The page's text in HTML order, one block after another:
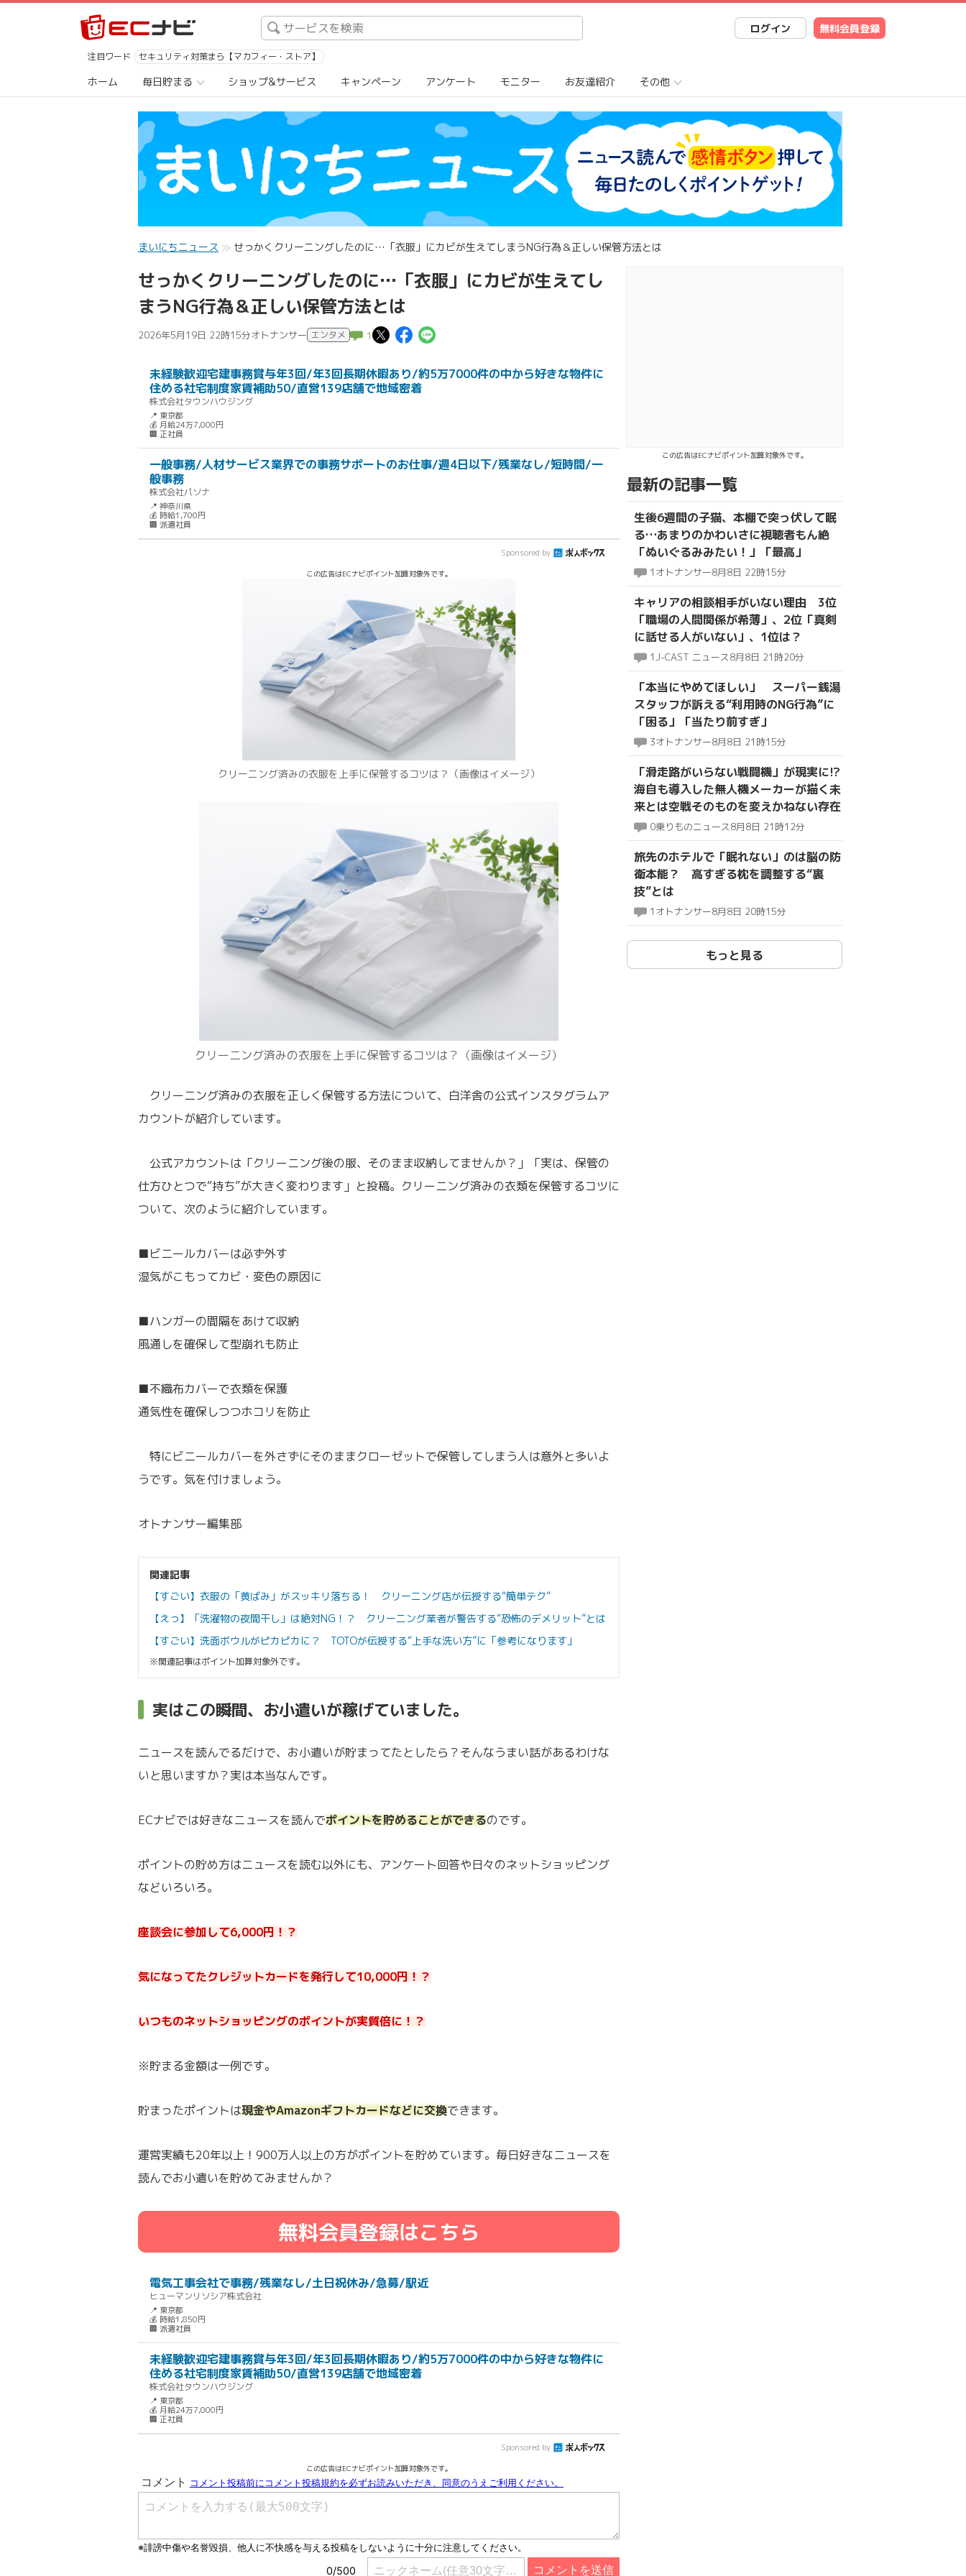
ログイン 無料会員登録
注目ワード セキュリティ対策まら【マカフィー・ストア】
ホーム 毎日貯まる ショップ&サービス キャンペーン アンケート モニター お友達紹介 その他
まいにちニュース せっかくクリーニングしたのに…「衣服」にカビが生えてしまうNG行為＆正しい保管方法とは
せっかくクリーニングしたのに…「衣服」にカビが生えてし
まうNG行為＆正しい保管方法とは
2026年5月19日 22時15分オトナンサー エンタメ 1 この記事についてポスト
この記事についてFacebookでシェア
未経験歓迎宅建事務賞与年3回/年3回長期休暇あり/約5万7000件の中から好きな物件に
住める社宅制度家賃補助50/直営139店舗で地域密着
株式会社タウンハウジング
📍 東京都
💰 月給24万7,000円
🏢 正社員
一般事務/人材サービス業界での事務サポートのお仕事/週4日以下/残業なし/短時間/一
般事務
株式会社パソナ
📍 神奈川県
💰 時給1,700円
🏢 派遣社員
Sponsored by
この広告はECナビポイント加算対象外です。
クリーニング済みの衣服を上手に保管するコツは？（画像はイメージ）
クリーニング済みの衣服を上手に保管するコツは？（画像はイメージ）
クリーニング済みの衣服を正しく保管する方法について、白洋舎の公式インスタグラムア
カウントが紹介しています。
公式アカウントは「クリーニング後の服、そのまま収納してませんか？」「実は、保管の
仕方ひとつで“持ち”が大きく変わります」と投稿。クリーニング済みの衣類を保管するコツに
ついて、次のように紹介しています。
■ビニールカバーは必ず外す
湿気がこもってカビ・変色の原因に
■ハンガーの間隔をあけて収納
風通しを確保して型崩れも防止
■不織布カバーで衣類を保護
通気性を確保しつつホコリを防止
特にビニールカバーを外さずにそのままクローゼットで保管してしまう人は意外と多いよ
うです。気を付けましょう。
オトナンサー編集部
関連記事
【すごい】衣服の「黄ばみ」がスッキリ落ちる！ クリーニング店が伝授する“簡単テク”
【えっ】「洗濯物の夜間干し」は絶対NG！？ クリーニング業者が警告する“恐怖のデメリット”とは
【すごい】洗面ボウルがピカピカに？ TOTOが伝授する“上手な洗い方”に「参考になります」
※関連記事はポイント加算対象外です。
実はこの瞬間、お小遣いが稼げていました。
ニュースを読んでるだけで、お小遣いが貯まってたとしたら？そんなうまい話があるわけな
いと思いますか？実は本当なんです。
ECナビでは好きなニュースを読んでポイントを貯めることができるのです。
ポイントの貯め方はニュースを読む以外にも、アンケート回答や日々のネットショッピング
などいろいろ。
座談会に参加して6,000円！？
気になってたクレジットカードを発行して10,000円！？
いつものネットショッピングのポイントが実質倍に！？
※貯まる金額は一例です。
貯まったポイントは現金やAmazonギフトカードなどに交換できます。
運営実績も20年以上！900万人以上の方がポイントを貯めています。毎日好きなニュースを
読んでお小遣いを貯めてみませんか？
無料会員登録はこちら
電気工事会社で事務/残業なし/土日祝休み/急募/駅近
ヒューマンリソシア株式会社
📍 東京都
💰 時給1,850円
🏢 派遣社員
未経験歓迎宅建事務賞与年3回/年3回長期休暇あり/約5万7000件の中から好きな物件に
住める社宅制度家賃補助50/直営139店舗で地域密着
株式会社タウンハウジング
📍 東京都
💰 月給24万7,000円
🏢 正社員
Sponsored by
この広告はECナビポイント加算対象外です。
この広告はECナビポイント加算対象外です。
最新の記事一覧
生後6週間の子猫、本棚で突っ伏して眠
る…あまりのかわいさに視聴者もん絶
「ぬいぐるみみたい！」「最高」
1 オトナンサー8月8日 22時15分
キャリアの相談相手がいない理由 3位
「職場の人間関係が希薄」、2位「真剣
に話せる人がいない」、1位は？
1J-CAST ニュース8月8日 21時20分
「本当にやめてほしい」 スーパー銭湯
スタッフが訴える“利用時のNG行為”に
「困る」「当たり前すぎ」
3オトナンサー8月8日 21時15分
「滑走路がいらない戦闘機」が現実に!?
海自も導入した無人機メーカーが描く未
来とは空戦そのものを変えかねない存在
0乗りものニュース8月8日 21時12分
旅先のホテルで「眠れない」のは脳の防
衛本能？ 高すぎる枕を調整する“裏
技”とは
1 オトナンサー8月8日 20時15分
もっと見る